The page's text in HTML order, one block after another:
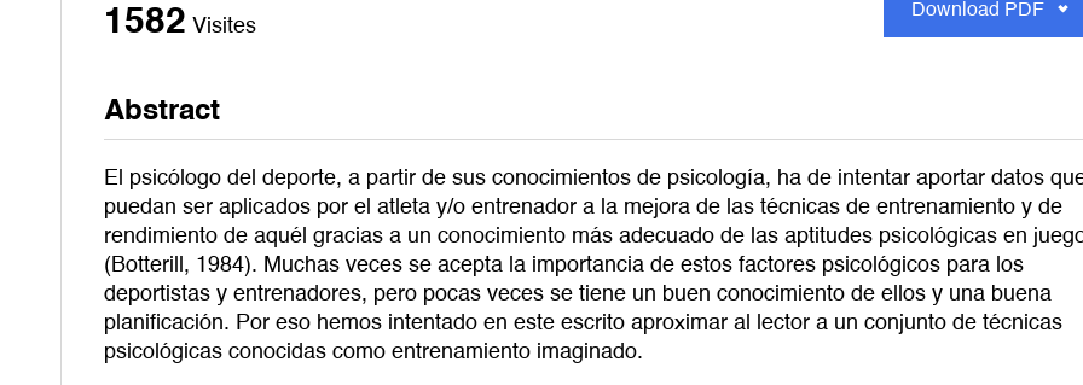
1582 Visites
Download PDF
Abstract
El psicólogo del deporte, a partir de sus conocimientos de psicología, ha de intentar aportar datos
puedan ser aplicados por el atleta y/o entrenador a la mejora de las técnicas de entrenamiento y de
rendimiento de aquél gracias a un conocimiento más adecuado de las aptitudes psicológicas en
(Botterill, 1984). Muchas veces se acepta la importancia de estos factores psicológicos para los
deportistas y entrenadores, pero pocas veces se tiene un buen conocimiento de ellos y una buena
planificación. Por eso hemos intentado en este escrito aproximar al lector a un conjunto de técnicas
psicológicas conocidas como entrenamiento imaginado.